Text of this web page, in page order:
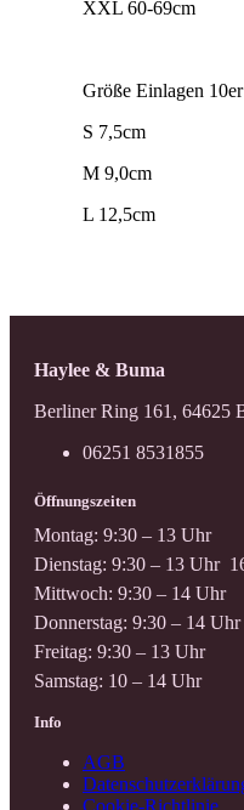
XXL 60-69cm
Größe Einlagen
S 7,5cm
M 9,0cm
L 12,5cm
Haylee & Buma
Berliner Ring 161, 64625
06251 8531855
Öffnungszeiten
Montag: 9:30 – 13 Uhr
Dienstag: 9:30 – 13 Uhr
Mittwoch: 9:30 – 14 Uhr
Donnerstag: 9:30 – 14 Uhr
Freitag: 9:30 – 13 Uhr
Samstag: 10 – 14 Uhr
Info
AGB
Cookie-Richtlinie